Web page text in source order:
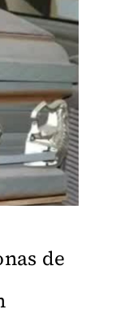
Arroyo
'Del
de